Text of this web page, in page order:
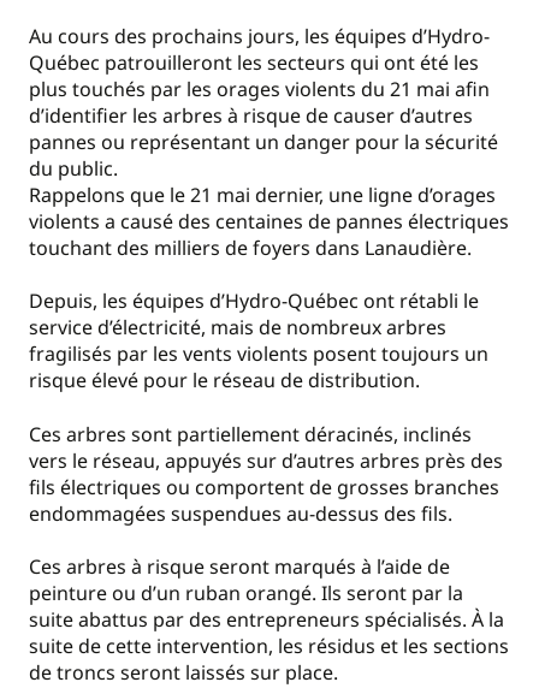
Au cours des prochains jours, les équipes d’Hydro-
Québec patrouilleront les secteurs qui ont été les
plus touchés par les orages violents du 21 mai afin
d’identifier les arbres à risque de causer d’autres
pannes ou représentant un danger pour la sécurité
du public.
Rappelons que le 21 mai dernier, une ligne d’orages
violents a causé des centaines de pannes électriques
touchant des milliers de foyers dans Lanaudière.
Depuis, les équipes d’Hydro-Québec ont rétabli le
service d’électricité, mais de nombreux arbres
fragilisés par les vents violents posent toujours un
risque élevé pour le réseau de distribution.
Ces arbres sont partiellement déracinés, inclinés
vers le réseau, appuyés sur d’autres arbres près des
fils électriques ou comportent de grosses branches
endommagées suspendues au-dessus des fils.
Ces arbres à risque seront marqués à l’aide de
peinture ou d’un ruban orangé. Ils seront par la
suite abattus par des entrepreneurs spécialisés. À la
suite de cette intervention, les résidus et les sections
de troncs seront laissés sur place.